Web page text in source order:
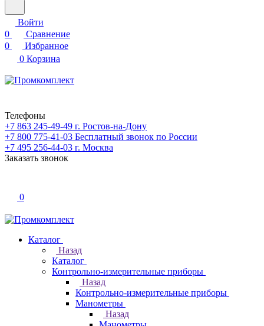
Войти
0
Сравнение
0
Избранное
0 Корзина
Телефоны
+7 863 245-49-49 г. Ростов-на-Дону
+7 800 775-41-03 Бесплатный звонок по России
+7 495 256-44-03 г. Москва
Заказать звонок
0
Каталог
Назад
Каталог
Контрольно-измерительные приборы
Назад
Контрольно-измерительные приборы
Манометры
Назад